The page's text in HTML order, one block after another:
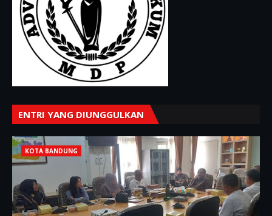
ENTRI YANG DIUNGGULKAN
KOTA BANDUNG